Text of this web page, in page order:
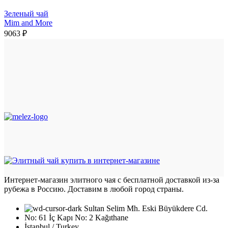
Зеленый чай
Mim and More
9063 ₽
Интернет-магазин элитного чая с бесплатной доставкой из-за
рубежа в Россию. Доставим в любой город страны.
Sultan Selim Mh. Eski Büyükdere Cd.
No: 61 İç Kapı No: 2 Kağıthane